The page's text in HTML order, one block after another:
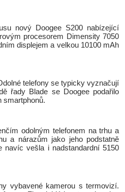
nový Doogee S200 nabízející
procesorem Dimensity 7050
displejem a velkou 10100 mAh
telefony se typicky vyznačují
řady Blade se Doogee podařilo
smartphonů.
odolným telefonem na trhu a
a nárazům jako jeho podstatně
vešla i nadstandardní 5150
vybavené kamerou s termovizí.